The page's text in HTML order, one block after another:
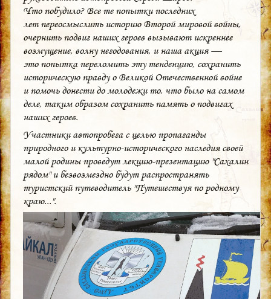
Что побудило? Все те попытки последних
лет переосмыслить историю Второй мировой войны,
очернить подвиг наших героев вызывают искреннее
возмущение, волну негодования, и наша акция —
это попытка переломить эту тенденцию, сохранить
историческую правду о Великой Отечественной войне
и помочь донести до молодежи то, что было на самом
деле, таким образом сохранить память о подвигах
наших героев.
Участники автопробега с целью пропаганды
природного и культурно-исторического наследия своей
малой родины проведут лекцию-презентацию "Сахалин
рядом" и безвозмездно будут распространять
туристский путеводитель "Путешествуя по родному
краю...".